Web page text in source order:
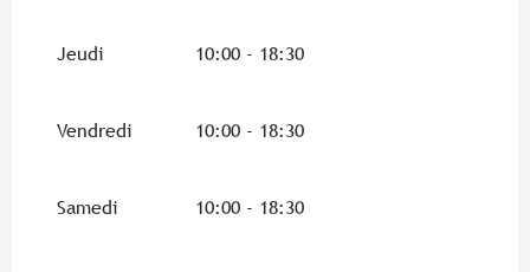
Jeudi 10:00 - 18:30
Vendredi 10:00 - 18:30
Samedi 10:00 - 18:30